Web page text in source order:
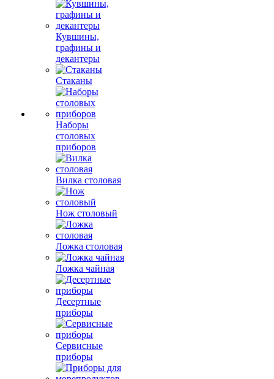
Кувшины,
графины и
декантеры
Стаканы
Наборы
столовых
приборов
Вилка столовая
Нож столовый
Ложка столовая
Ложка чайная
Десертные
приборы
Сервисные
приборы